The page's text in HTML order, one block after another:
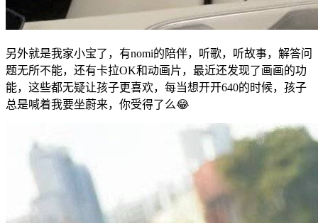
另外就是我家小宝了，有nomi的陪伴，听歌，听故事，解答问
题无所不能，还有卡拉OK和动画片，最近还发现了画画的功
能，这些都无疑让孩子更喜欢，每当想开开640的时候，孩子
总是喊着我要坐蔚来，你受得了么😂